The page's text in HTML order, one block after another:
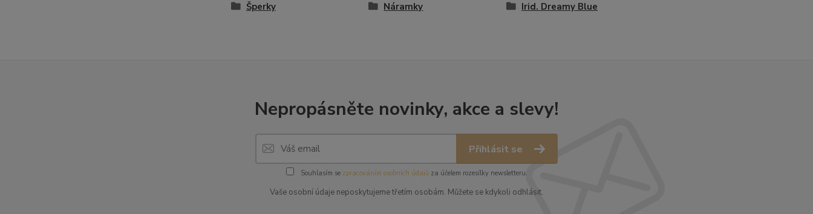
Šperky Náramky Irid. Dreamy Blue
Nepropásněte novinky, akce a slevy!
Přihlásit se
Souhlasím se zpracováním osobních údajů za účelem rozesílky newsletteru.
Vaše osobní údaje neposkytujeme třetím osobám. Můžete se kdykoli odhlásit.